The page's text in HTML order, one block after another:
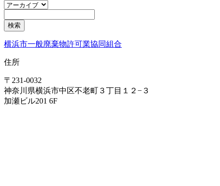
横浜市一般廃棄物許可業協同組合
住所
〒231-0032
神奈川県横浜市中区不老町３丁目１２−３
加瀬ビル201 6F